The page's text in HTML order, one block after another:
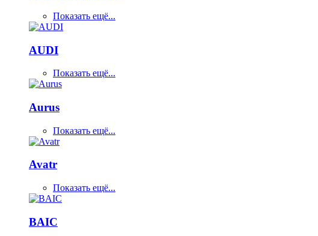
Показать ещё...
AUDI
Показать ещё...
Aurus
Показать ещё...
Avatr
Показать ещё...
BAIC